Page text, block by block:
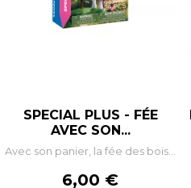
SPECIAL PLUS - FÉE
AVEC SON...
Avec son panier, la fée des bois...
Prix
6,00 €